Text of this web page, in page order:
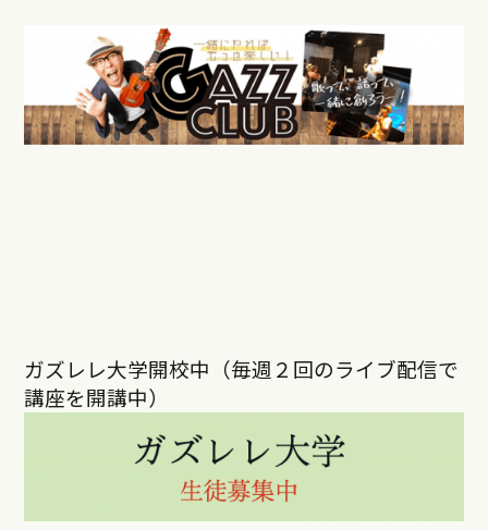
ガズレレ大学開校中（毎週２回のライブ配信で
講座を開講中）